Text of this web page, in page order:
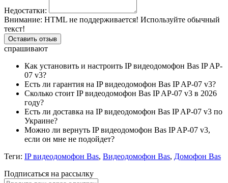
Недостатки:
Внимание: HTML не поддерживается! Используйте обычный
текст!
Оставить отзыв
спрашивают
Как установить и настроить IP видеодомофон Bas IP AP-
07 v3?
Есть ли гарантия на IP видеодомофон Bas IP AP-07 v3?
Сколько стоит IP видеодомофон Bas IP AP-07 v3 в 2026
году?
Есть ли доставка на IP видеодомофон Bas IP AP-07 v3 по
Украине?
Можно ли вернуть IP видеодомофон Bas IP AP-07 v3,
если он мне не подойдет?
Теги: IP видеодомофон Bas, Видеодомофон Bas, Домофон Bas
Подписаться на рассылку